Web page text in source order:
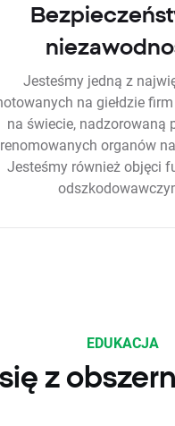
Jesteśmy jedną z
na giełdzie
na świecie, nadzorowaną
renomowanych organów
Jesteśmy również objęci
EDUKACJA
z